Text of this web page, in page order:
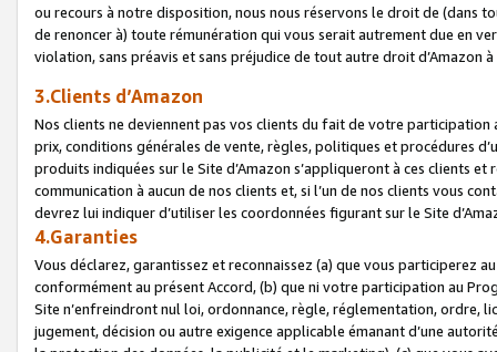
ou recours à notre disposition, nous nous réservons le droit de (dans
de renoncer à) toute rémunération qui vous serait autrement due en
violation, sans préavis et sans préjudice de tout autre droit
3.Clients d’Amazon
Nos clients ne deviennent pas vos clients du fait de votre
prix, conditions générales de vente, règles, politiques et procédures
produits indiquées sur le Site d’Amazon s’appliqueront à ces clients
communication à aucun de nos clients et, si l’un de nos clients vous
devrez lui indiquer d’utiliser les coordonnées figurant sur le Site
4.Garanties
Vous déclarez, garantissez et reconnaissez (a) que vous participerez
conformément au présent Accord, (b) que ni votre participation au
Site n’enfreindront nul loi, ordonnance, règle, réglementation, ordre,
jugement, décision ou autre exigence applicable émanant d’une